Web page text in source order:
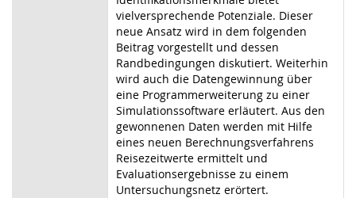
vielversprechende Potenziale. Dieser
neue Ansatz wird in dem folgenden
Beitrag vorgestellt und dessen
Randbedingungen diskutiert. Weiterhin
wird auch die Datengewinnung über
eine Programmerweiterung zu einer
Simulationssoftware erläutert. Aus den
gewonnenen Daten werden mit Hilfe
eines neuen Berechnungsverfahrens
Reisezeitwerte ermittelt und
Evaluationsergebnisse zu einem
Untersuchungsnetz erörtert.